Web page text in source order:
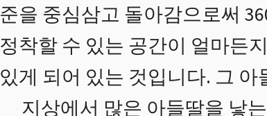
준을 중심삼고 돌아감으로써
정착할 수 있는 공간이 얼마든
있게 되어 있는 것입니다. 그
지상에서 많은 아들딸을 낳